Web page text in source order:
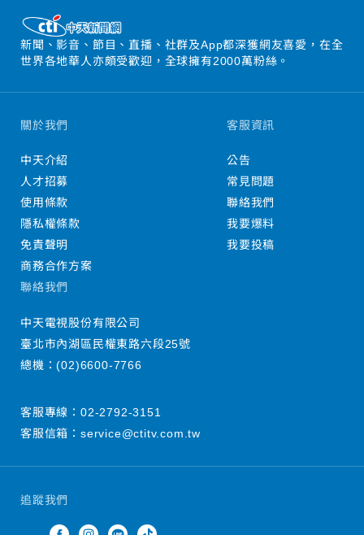
新聞、影音、節目、直播、社群及App都深獲網友喜愛，在全
世界各地華人亦頗受歡迎，全球擁有2000萬粉絲。
追蹤我們
關於我們
中天介紹
人才招募
使用條款
隱私權條款
免責聲明
商務合作方案
客服資訊
公告
常見問題
聯絡我們
我要爆料
我要投稿
聯絡我們
中天電視股份有限公司
臺北市內湖區民權東路六段25號
總機：(02)6600-7766
客服專線： 02-2792-3151
客服信箱： service@ctitv.com.tw